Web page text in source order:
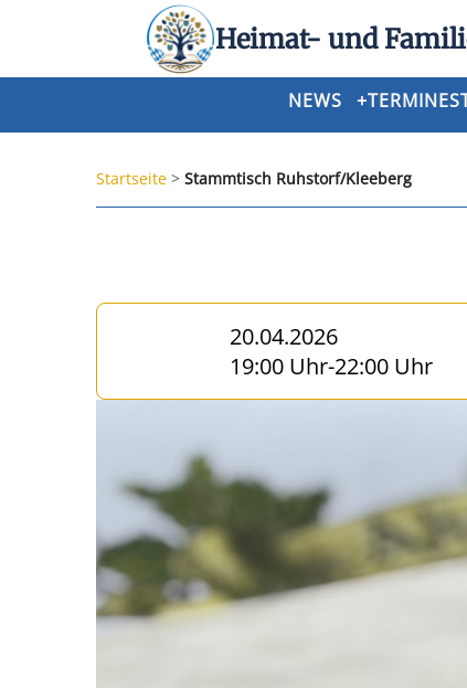
Heimat- und
NEWS
+TERMINE
Startseite > Stammtisch Ruhstorf/Kleeberg
20.04.2026
19:00 Uhr-22:00 Uhr